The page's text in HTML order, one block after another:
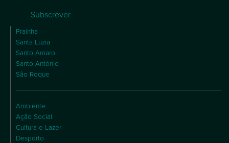
Subscrever
Praínha
Santa Luzia
Santo Amaro
Santo António
São Roque
Ambiente
Ação Social
Cultura e Lazer
Desporto